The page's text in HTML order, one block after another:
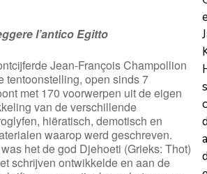
l’antico Egitto
Jean-François Champollion
tentoonstelling, open sinds 7
met 170 voorwerpen uit de eigen
van de verschillende
hiëratisch, demotisch en
waarop werd geschreven.
het de god Djehoeti (Grieks: Thot)
schrijven ontwikkelde en aan de